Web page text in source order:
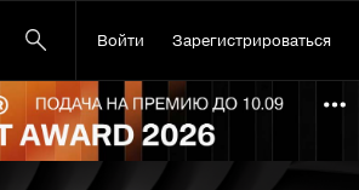
Войти Зарегистрироваться